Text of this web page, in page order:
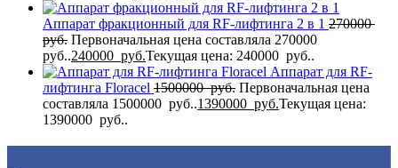
Аппарат фракционный для RF-лифтинга 2 в 1 270000
руб. Первоначальная цена составляла 270000
руб..240000 руб.Текущая цена: 240000 руб..
Аппарат для RF-
лифтинга Flоrасеl 1500000руб. Первоначальная цена
составляла 1500000 руб..1390000 руб.Текущая цена:
1390000 руб..